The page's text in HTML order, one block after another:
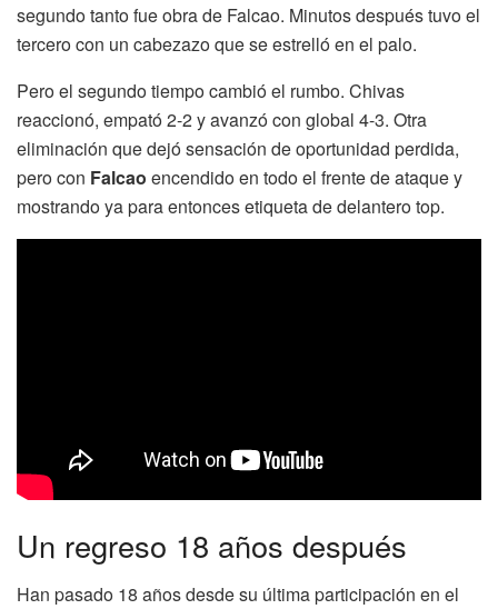
segundo tanto fue obra de Falcao. Minutos después tuvo el
tercero con un cabezazo que se estrelló en el palo.
Pero el segundo tiempo cambió el rumbo. Chivas
reaccionó, empató 2-2 y avanzó con global 4-3. Otra
eliminación que dejó sensación de oportunidad perdida,
pero con Falcao encendido en todo el frente de ataque y
mostrando ya para entonces etiqueta de delantero top.
Un regreso 18 años después
Han pasado 18 años desde su última participación en el